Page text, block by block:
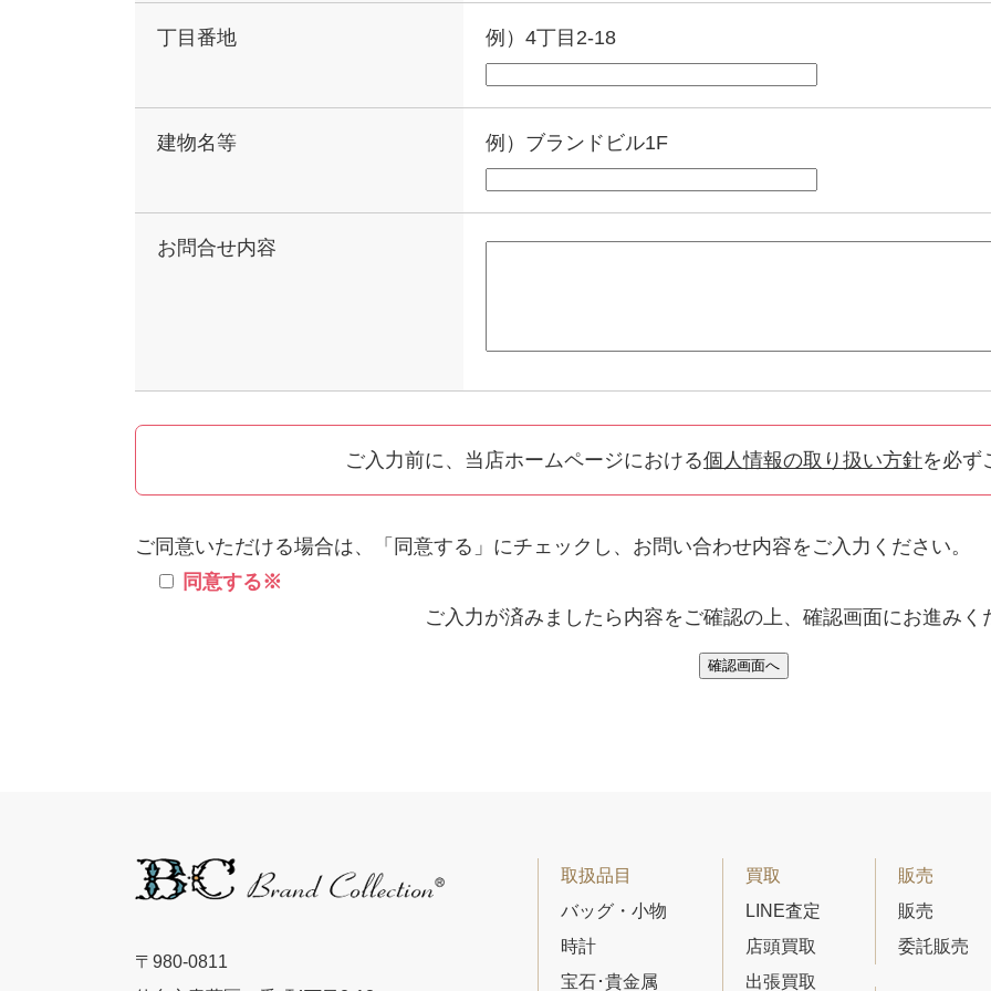
丁目番地 例）4丁目2-18
建物名等 例）ブランドビル1F
お問合せ内容
ご入力前に、当店ホームページにおける個人情報の取り扱い方針を必ず
ご同意いただける場合は、「同意する」にチェックし、お問い合わせ内容をご入力ください。
同意する※
ご入力が済みましたら内容をご確認の上、 確認画面にお進みく
〒980-0811
取扱品目
バッグ・小物
時計
宝石･貴金属
買取
LINE査定
店頭買取
出張買取
販売
販売
委託販売